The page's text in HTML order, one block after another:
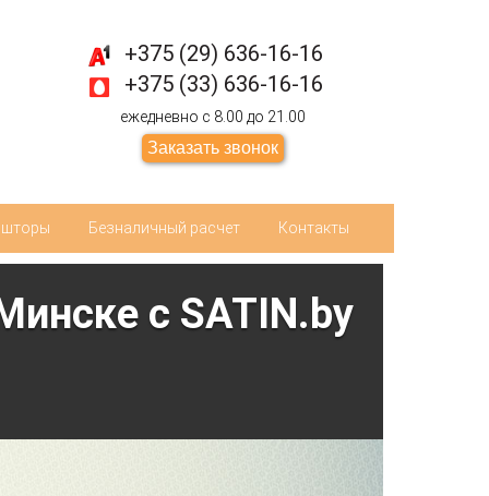
+375 (29) 636-16-16
+375 (33) 636-16-16
ежедневно с 8.00 до 21.00
Заказать звонок
Безналичный расчет Контакты
c SATIN.by